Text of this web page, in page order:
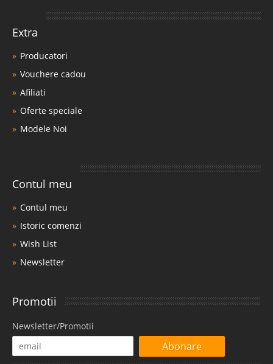
Extra
Producatori
Vouchere cadou
Afiliati
Oferte speciale
Modele Noi
Contul meu
Contul meu
Istoric comenzi
Wish List
Newsletter
Promotii
Newsletter/Promotii
Abonare